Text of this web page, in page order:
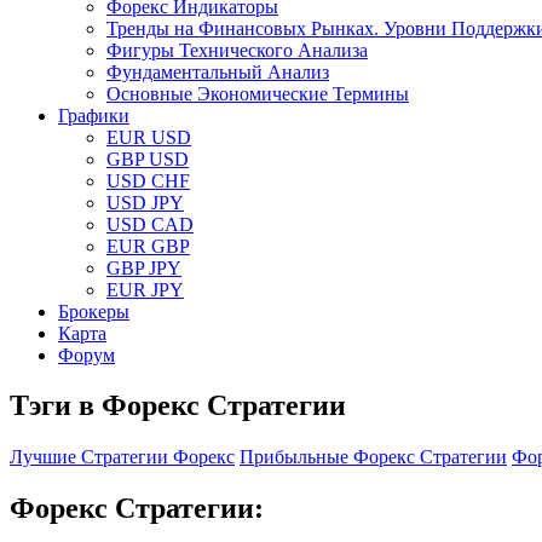
Форекс Индикаторы
Тренды на Финансовых Рынках. Уровни
Фигуры Технического Анализа
Фундаментальный Анализ
Основные Экономические Термины
Графики
EUR USD
GBP USD
USD CHF
USD JPY
USD CAD
EUR GBP
GBP JPY
EUR JPY
Брокеры
Карта
Форум
Тэги в Форекс Стратегии
Лучшие Стратегии Форекс Прибыльные Форекс Стратегии
Форекс Стратегии: